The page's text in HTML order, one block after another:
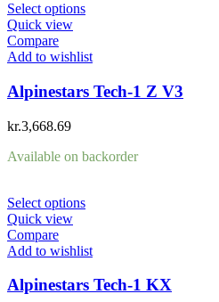
Select options
Quick view
Compare
Add to wishlist
Alpinestars Tech-1 Z V3
kr.3,668.69
Available on backorder
Select options
Quick view
Compare
Add to wishlist
Alpinestars Tech-1 KX